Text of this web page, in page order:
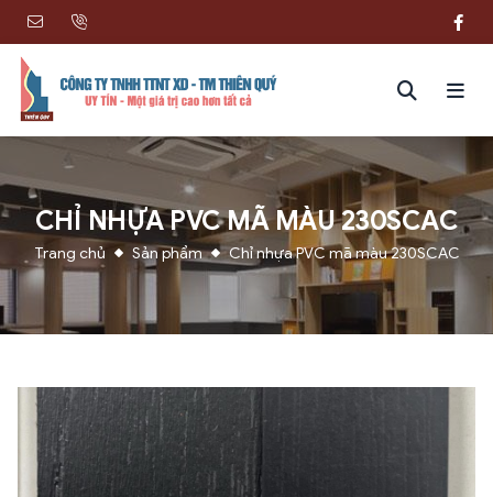
CHỈ NHỰA PVC MÃ MÀU 230SCAC
Trang chủ Sản phẩm Chỉ nhựa PVC mã màu 230SCAC